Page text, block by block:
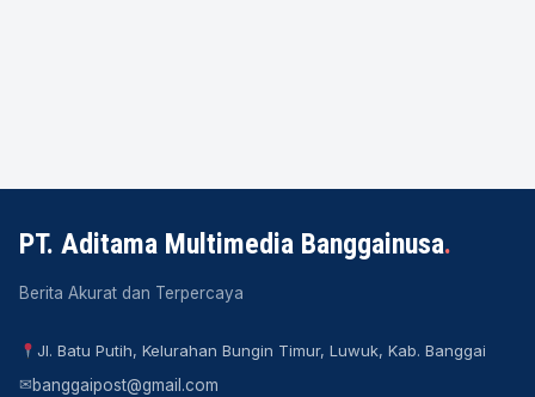
PT. Aditama Multimedia Banggainusa.
Berita Akurat dan Terpercaya
Jl. Batu Putih, Kelurahan Bungin Timur, Luwuk, Kab. Banggai
✉banggaipost@gmail.com